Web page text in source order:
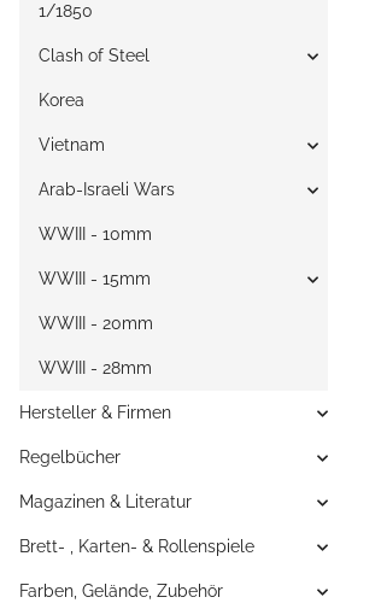
1/1850
Clash of Steel
Korea
Vietnam
Arab-Israeli Wars
WWIII - 10mm
WWIII - 15mm
WWIII - 20mm
WWIII - 28mm
Hersteller & Firmen
Regelbücher
Magazinen & Literatur
Brett- , Karten- & Rollenspiele
Farben, Gelände, Zubehör